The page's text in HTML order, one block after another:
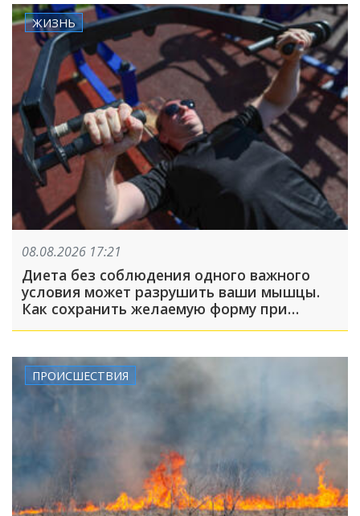
ЖИЗНЬ
08.08.2026 17:21
Диета без соблюдения одного важного
условия может разрушить ваши мышцы.
Как сохранить желаемую форму при
похудении?
ПРОИСШЕСТВИЯ